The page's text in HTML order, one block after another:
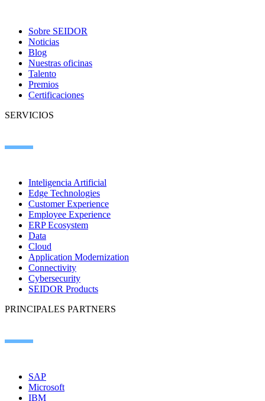
Sobre SEIDOR
Noticias
Blog
Nuestras oficinas
Talento
Premios
Certificaciones
SERVICIOS
Inteligencia Artificial
Edge Technologies
Customer Experience
Employee Experience
ERP Ecosystem
Data
Cloud
Application Modernization
Connectivity
Cybersecurity
SEIDOR Products
PRINCIPALES PARTNERS
SAP
Microsoft
IBM